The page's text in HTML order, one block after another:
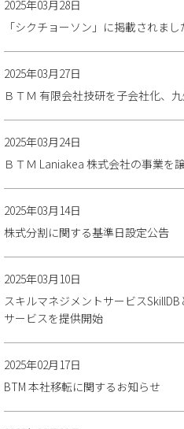
2025年03月28日
「シクチョーソン」に掲載されまし
2025年03月27日
ＢＴＭ 有限会社技研を子会社化、
2025年03月24日
ＢＴＭ Laniakea 株式会社の事業を
2025年03月14日
株式分割に関する基準日設定公告
2025年03月10日
スキルマネジメントサービス
サービスを提供開始
2025年02月17日
BTM 本社移転に関するお知らせ